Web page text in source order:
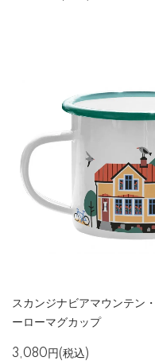
スカンジナビアマウンテン
ーローマグカップ
3,080円(税込)